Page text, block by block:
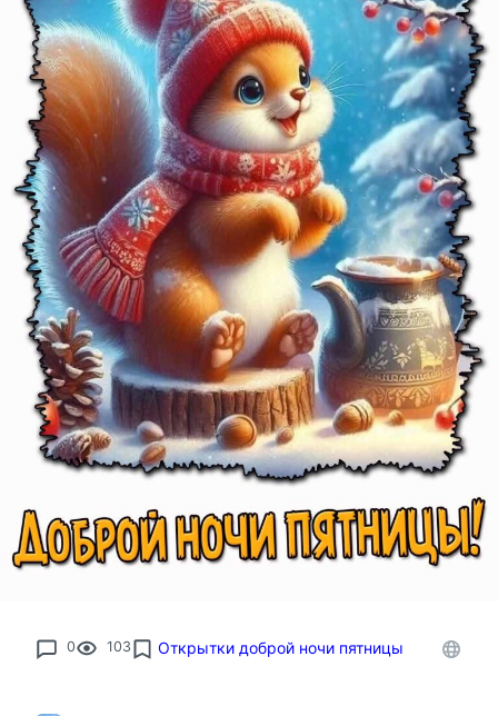
0 103 Открытки доброй ночи пятницы